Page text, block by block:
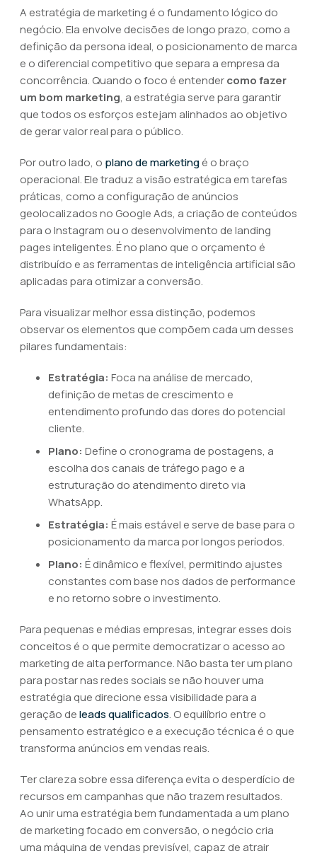
A estratégia de marketing é o fundamento lógico do
negócio. Ela envolve decisões de longo prazo, como a
definição da persona ideal, o posicionamento de marca
e o diferencial competitivo que separa a empresa da
concorrência. Quando o foco é entendercomo fazer
um bom marketing, a estratégia serve para garantir
que todos os esforços estejam alinhados ao objetivo
de gerar valor real para o público.
Por outro lado, o plano de marketingé o braço
operacional. Ele traduz a visão estratégica em tarefas
práticas, como a configuração de anúncios
geolocalizados no Google Ads, a criação de conteúdos
para o Instagram ou o desenvolvimento de landing
pages inteligentes. É no plano que o orçamento é
distribuído e as ferramentas de inteligência artificial são
aplicadas para otimizar a conversão.
Para visualizar melhor essa distinção, podemos
observar os elementos que compõem cada um desses
pilares fundamentais:
Estratégia: Foca na análise de mercado,
definição de metas de crescimento e
entendimento profundo das dores do potencial
cliente.
Plano: Define o cronograma de postagens, a
escolha dos canais de tráfego pago e a
estruturação do atendimento direto via
WhatsApp.
Estratégia: É mais estável e serve de base para o
posicionamento da marca por longos períodos.
Plano: É dinâmico e flexível, permitindo ajustes
constantes com base nos dados de performance
e no retorno sobre o investimento.
Para pequenas e médias empresas, integrar esses dois
conceitos é o que permite democratizar o acesso ao
marketing de alta performance. Não basta ter um plano
para postar nas redes sociais se não houver uma
estratégia que direcione essa visibilidade para a
geração deleads qualificados. O equilíbrio entre o
pensamento estratégico e a execução técnica é o que
transforma anúncios em vendas reais.
Ter clareza sobre essa diferença evita o desperdício de
recursos em campanhas que não trazem resultados.
Ao unir uma estratégia bem fundamentada a um plano
de marketing focado em conversão, o negócio cria
uma máquina de vendas previsível, capaz de atrair